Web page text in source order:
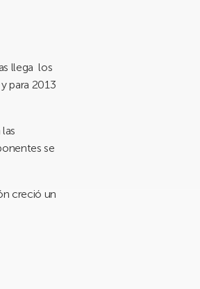
llega los
para 2013
se
creció un